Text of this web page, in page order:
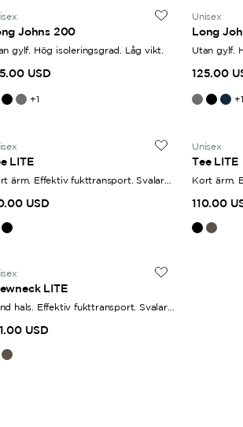
Johns 200
gylf. Hög isoleringsgrad. Låg vikt.
USD
+1
Unisex
Long
Utan gylf.
125.00
+1
LITE
ärm. Effektiv fukttransport. Svalare
USD
Unisex
Tee LITE
Kort ärm.
110.00
LITE
hals. Effektiv fukttransport. Svalare
USD